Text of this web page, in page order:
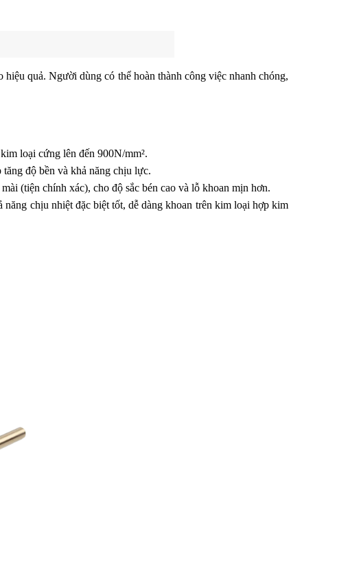
quả. Người dùng có thể hoàn thành công việc nhanh chóng,
loại cứng lên đến 900N/mm².
độ bền và khả năng chịu lực.
(tiện chính xác), cho độ sắc bén cao và lỗ khoan mịn hơn.
chịu nhiệt đặc biệt tốt, dễ dàng khoan trên kim loại hợp kim